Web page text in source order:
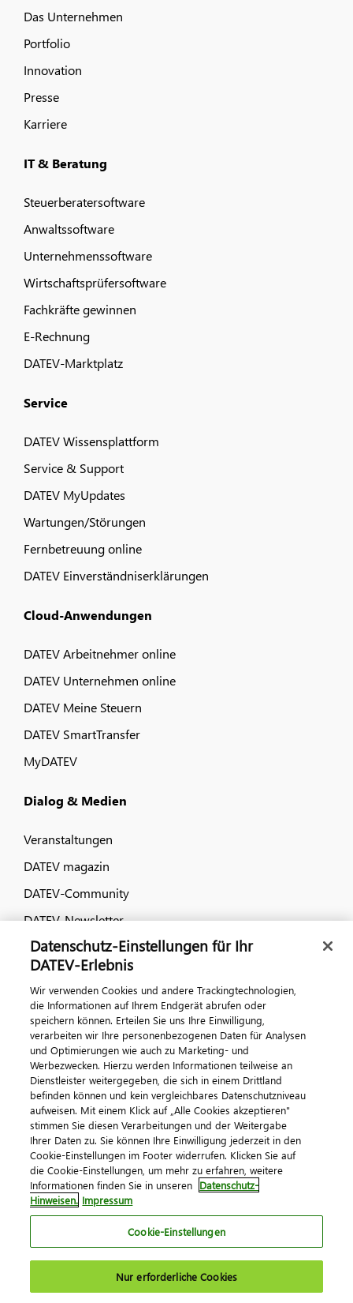
Das Unternehmen
Portfolio
Innovation
Presse
Karriere
IT & Beratung
Steuerberatersoftware
Anwaltssoftware
Unternehmenssoftware
Wirtschaftsprüfersoftware
Fachkräfte gewinnen
E-Rechnung
DATEV-Marktplatz
Service
DATEV Wissensplattform
Service & Support
DATEV MyUpdates
Wartungen/Störungen
Fernbetreuung online
DATEV Einverständniserklärungen
Cloud-Anwendungen
DATEV Arbeitnehmer online
DATEV Unternehmen online
DATEV Meine Steuern
DATEV SmartTransfer
MyDATEV
Dialog & Medien
Veranstaltungen
DATEV magazin
DATEV-Community
DATEV-Newsletter
Kontaktieren Sie uns
© 2026 DATEV eG
ImpressumDatenschutzAGB Kontakt
Cookie-Einstellungen
Datenschutz-Einstellungen für Ihr
DATEV-Erlebnis
Wir verwenden Cookies und andere Trackingtechnologien,
die Informationen auf Ihrem Endgerät abrufen oder
speichern können. Erteilen Sie uns Ihre Einwilligung,
verarbeiten wir Ihre personenbezogenen Daten für Analysen
und Optimierungen wie auch zu Marketing- und
Werbezwecken. Hierzu werden Informationen teilweise an
Dienstleister weitergegeben, die sich in einem Drittland
befinden können und kein vergleichbares Datenschutzniveau
aufweisen. Mit einem Klick auf „Alle Cookies akzeptieren"
stimmen Sie diesen Verarbeitungen und der Weitergabe
Ihrer Daten zu. Sie können Ihre Einwilligung jederzeit in den
Cookie-Einstellungen im Footer widerrufen. Klicken Sie auf
die Cookie-Einstellungen, um mehr zu erfahren, weitere
Informationen finden Sie in unseren Datenschutz-
Hinweisen. Impressum
Cookie-Einstellungen
Nur erforderliche Cookies